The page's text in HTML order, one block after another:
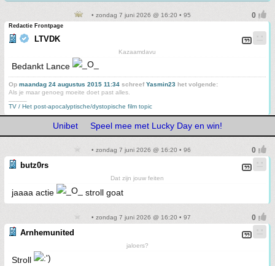
• zondag 7 juni 2026 @ 16:20 • 95
Redactie Frontpage
LTVDK
Kazaamdavu
Bedankt Lance
Op maandag 24 augustus 2015 11:34 schreefYasmin23 het volgende:
Als je maar genoeg moeite doet past alles.
TV / Het post-apocalyptische/dystopische film topic
Unibet Speel mee met Lucky Day en win!
• zondag 7 juni 2026 @ 16:20 • 96
butz0rs
Dat zijn jouw feiten
jaaaa actie stroll goat
• zondag 7 juni 2026 @ 16:20 • 97
Arnhemunited
jaloers?
Stroll